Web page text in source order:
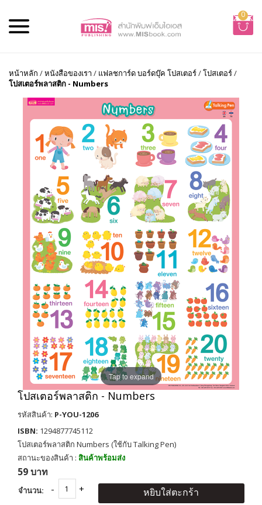
0
หน้าหลัก /หนังสือของเรา / แฟลชการ์ด บอร์ดบุ๊ค โปสเตอร์/โปสเตอร์/
โปสเตอร์พลาสติก - Numbers
Tap to expand
โปสเตอร์พลาสติก - Numbers
รหัสสินค้า: P-YOU-1206
ISBN: 1294877745112
โปสเตอร์พลาสติก Numbers (ใช้กับ Talking Pen)
สถานะของสินค้า : สินค้าพร้อมส่ง
59 บาท
จำนวน: หยิบใส่ตะกร้า